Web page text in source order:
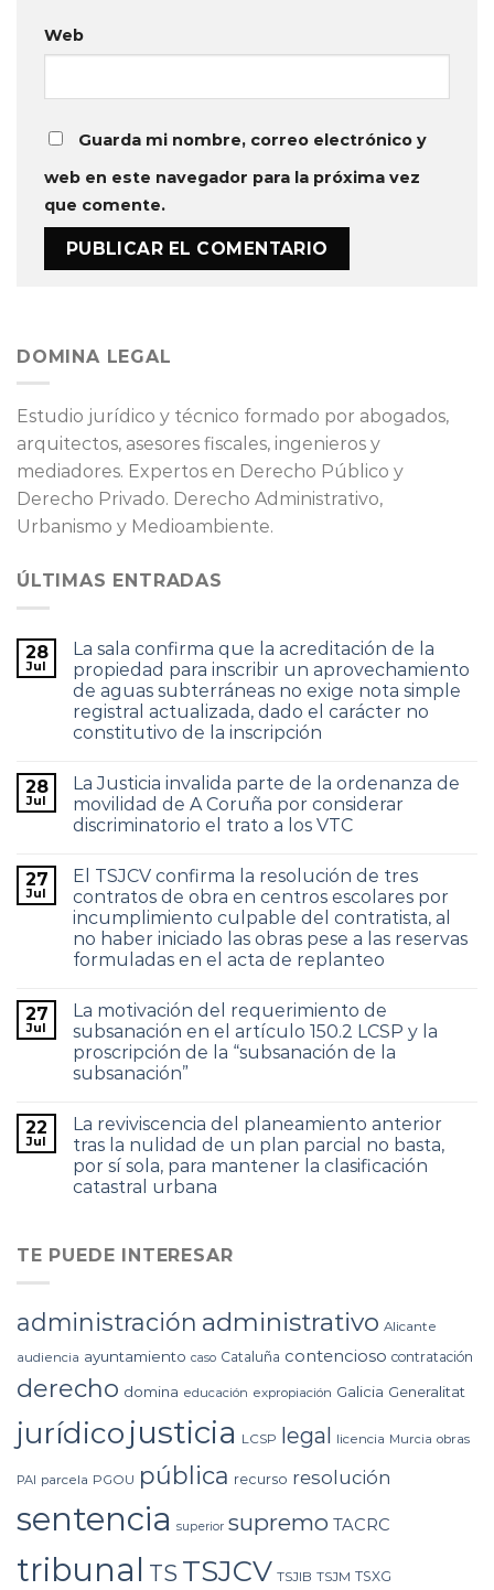
Web
Guarda mi nombre, correo electrónico y
web en este navegador para la próxima vez
que comente.
DOMINA LEGAL
Estudio jurídico y técnico formado por abogados,
arquitectos, asesores fiscales, ingenieros y
mediadores. Expertos en Derecho Público y
Derecho Privado. Derecho Administrativo,
Urbanismo y Medioambiente.
ÚLTIMAS ENTRADAS
28
Jul
La sala confirma que la acreditación de la
propiedad para inscribir un aprovechamiento
de aguas subterráneas no exige nota simple
registral actualizada, dado el carácter no
constitutivo de la inscripción
28
Jul
La Justicia invalida parte de la ordenanza de
movilidad de A Coruña por considerar
discriminatorio el trato a los VTC
27
Jul
El TSJCV confirma la resolución de tres
contratos de obra en centros escolares por
incumplimiento culpable del contratista, al
no haber iniciado las obras pese a las reservas
formuladas en el acta de replanteo
27
Jul
La motivación del requerimiento de
subsanación en el artículo 150.2 LCSP y la
proscripción de la “subsanación de la
subsanación”
22
Jul
La reviviscencia del planeamiento anterior
tras la nulidad de un plan parcial no basta,
por sí sola, para mantener la clasificación
catastral urbana
TE PUEDE INTERESAR
administración administrativo Alicante
audiencia ayuntamiento caso Cataluña contencioso contratación
derecho domina educación expropiación Galicia Generalitat
jurídico justicia LCSP legal licencia Murcia obras
PAI parcela PGOU pública recurso resolución
sentencia superior supremo TACRC
tribunal TS TSJCV TSJIB TSJM TSXG